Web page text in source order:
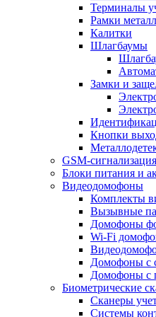
Терминалы
Рамки
Калитки
Шлагбаумы
Замки и
Кнопки
GSM-сигнализация
Блоки питания и
Видеодомофоны
Комплекты
Вызывные
Домофоны
Wi-Fi
Домофоны с
Домофоны с
Биометрические
Сканеры
Системы